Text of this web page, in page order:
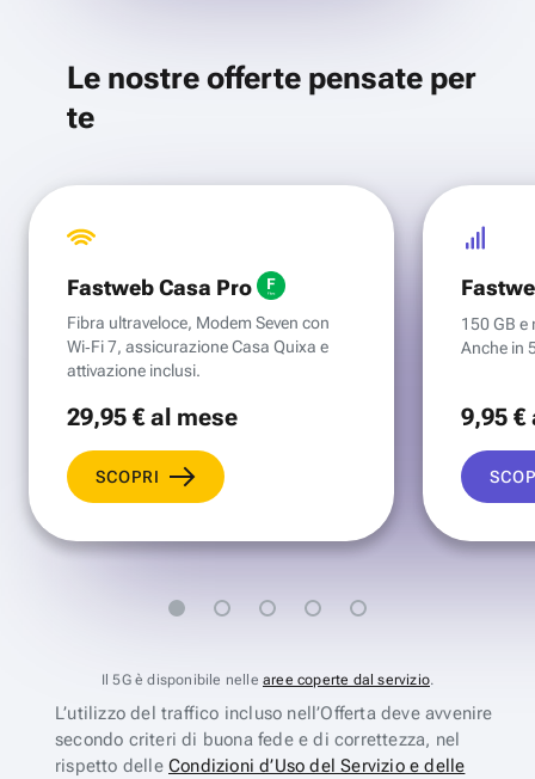
Le nostre offerte pensate per
te
Fastweb Casa Pro
Fibra ultraveloce, Modem Seven con
Wi‑Fi 7, assicurazione Casa Quixa e
attivazione inclusi.
29,95 €al mese
SCOPRI
150 GB e
Anche in
9,95 €
Il 5G è disponibile nelle aree coperte dal servizio.
L’utilizzo del traffico incluso nell’Offerta deve avvenire
secondo criteri di buona fede e di correttezza, nel
rispetto delle Condizioni d’Uso del Servizio e delle